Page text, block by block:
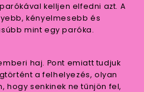
kelljen elfedni azt. A
kényelmesebb és
mint egy paróka.
haj. Pont emiatt tudjuk
a felhelyezés, olyan
hogy senkinek ne tűnjön fel,